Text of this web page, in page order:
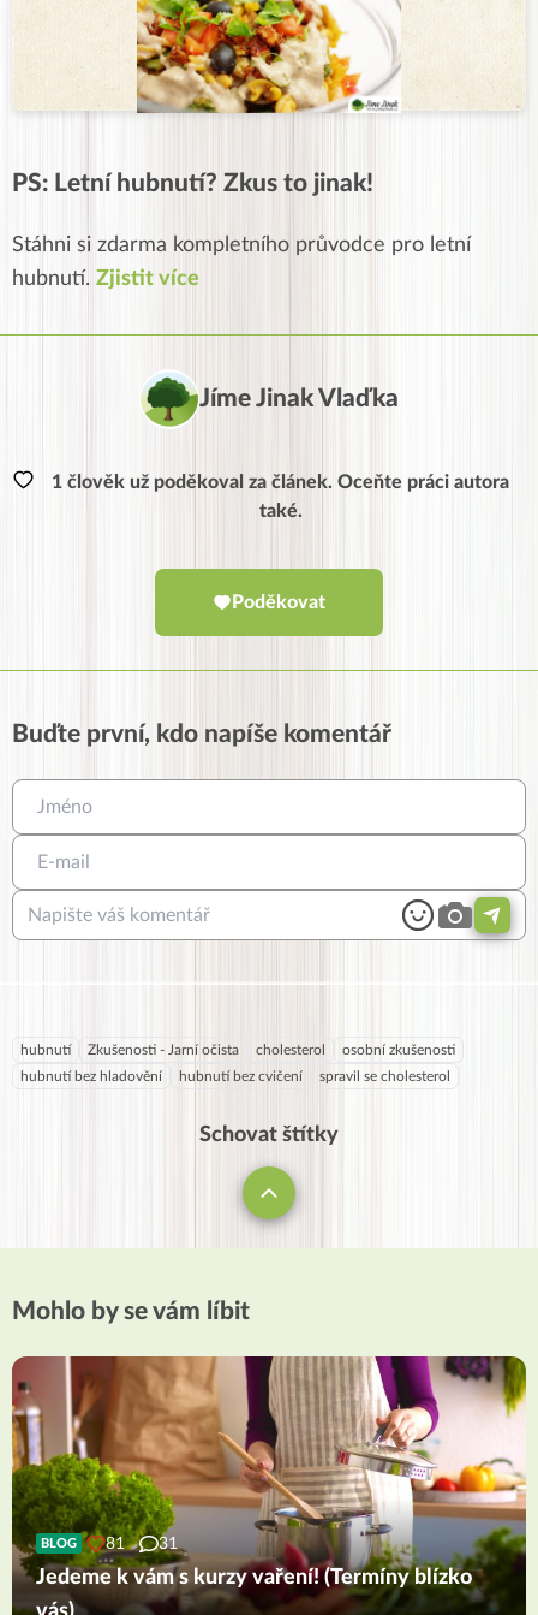
PS: Letní hubnutí? Zkus to jinak!
Stáhni si zdarma kompletního průvodce pro letní
hubnutí. Zjistit více
Jíme Jinak Vlaďka
1 člověk už poděkoval za článek. Oceňte práci autora
také.
Poděkovat
Buďte první, kdo napíše komentář
hubnutí Zkušenosti - Jarní očista cholesterol
osobní zkušenosti
hubnutí bez hladovění
hubnutí bez cvičení spravil se cholesterol
Schovat štítky
Mohlo by se vám líbit
BLOG 81 31
Jedeme k vám s kurzy vaření! (Termíny blízko